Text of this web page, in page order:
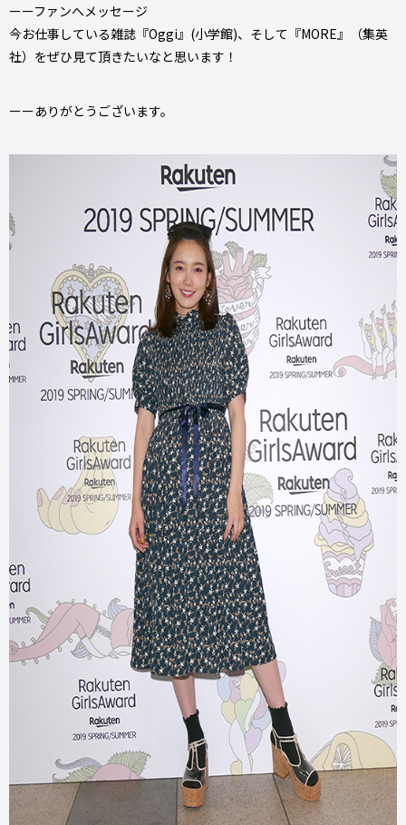
ーーファンへメッセージ
今お仕事している雑誌『Oggi』(小学館)、そして『MORE』（集英
社）をぜひ見て頂きたいなと思います！
ーーありがとうございます。